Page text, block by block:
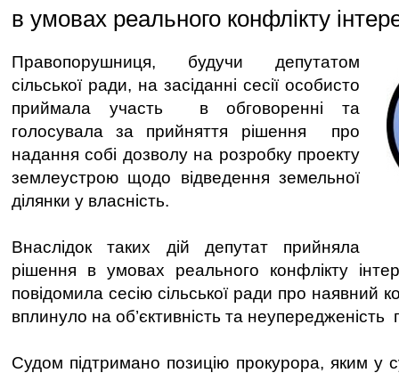
в умовах реального конфлікту
Правопорушниця, будучи депутатом
сільської ради, на засіданні сесії особисто
приймала участь в обговоренні та
голосувала за прийняття рішення про
надання собі дозволу на розробку проекту
землеустрою щодо відведення земельної
ділянки у власність.
Внаслідок таких дій депутат прийняла
рішення в умовах реального конфлікту
повідомила сесію сільської ради про наявний
вплинуло на об’єктивність та неупередженість
Судом підтримано позицію прокурора, яким у